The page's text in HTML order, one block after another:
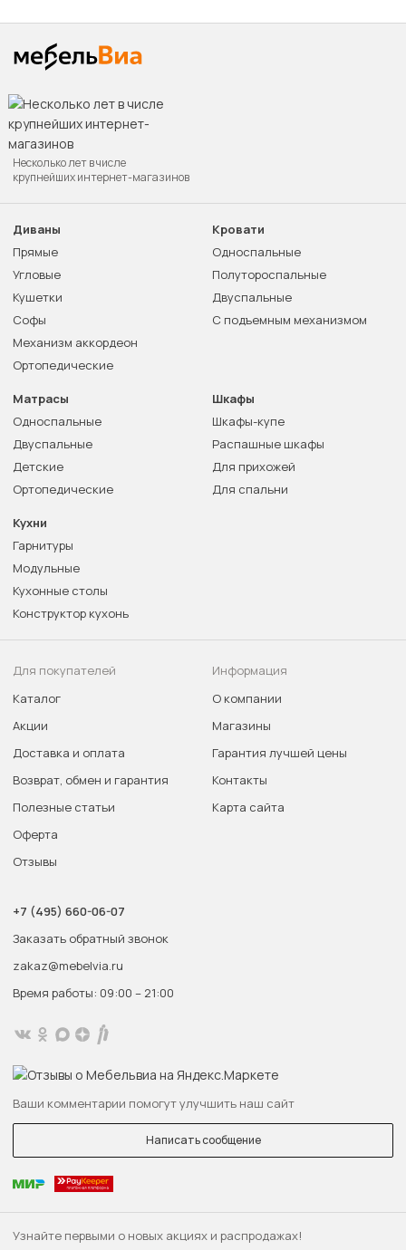
Узнайте первыми о новых акциях и распродажах!
Несколько лет в числе
крупнейших интернет-магазинов
Диваны
Прямые
Угловые
Кушетки
Софы
Механизм аккордеон
Ортопедические
Кровати
Односпальные
Полутороспальные
Двуспальные
С подъемным механизмом
Матрасы
Односпальные
Двуспальные
Детские
Ортопедические
Шкафы
Шкафы-купе
Распашные шкафы
Для прихожей
Для спальни
Кухни
Гарнитуры
Модульные
Кухонные столы
Конструктор кухонь
Для покупателей
Каталог
Акции
Доставка и оплата
Возврат, обмен и гарантия
Полезные статьи
Оферта
Отзывы
Информация
О компании
Магазины
Гарантия лучшей цены
Контакты
Карта сайта
+7 (495) 660-06-07
Заказать обратный звонок
zakaz@mebelvia.ru
Время работы: 09:00 – 21:00
Ваши комментарии помогут улучшить наш сайт
Написать сообщение